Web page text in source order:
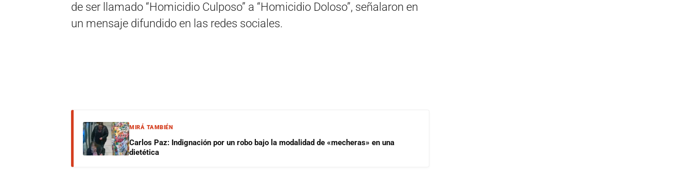
de ser llamado “Homicidio Culposo” a “Homicidio Doloso”, señalaron en
un mensaje difundido en las redes sociales.
MIRÁ TAMBIÉN
Carlos Paz: Indignación por un robo bajo la modalidad de «mecheras» en una
dietética